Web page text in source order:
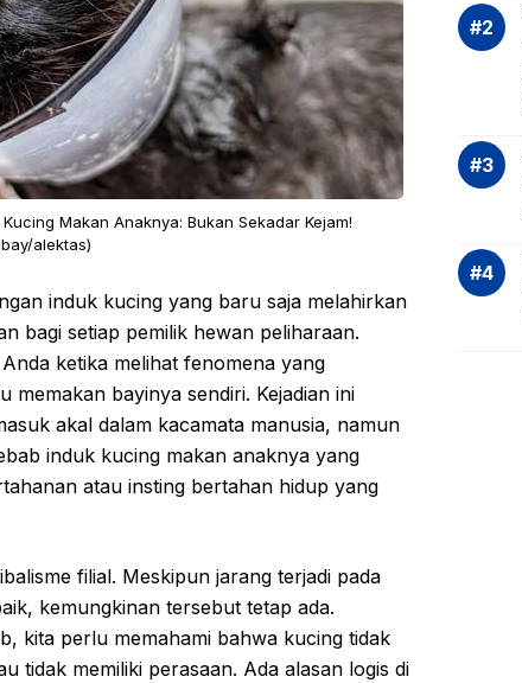
Makan Anaknya: Bukan Sekadar Kejam!
alektas)
induk kucing yang baru saja melahirkan
bagi setiap pemilik hewan peliharaan.
ketika melihat fenomena yang
memakan bayinya sendiri. Kejadian ini
akal dalam kacamata manusia, namun
induk kucing makan anaknya yang
atau insting bertahan hidup yang
filial. Meskipun jarang terjadi pada
kemungkinan tersebut tetap ada.
kita perlu memahami bahwa kucing tidak
tidak memiliki perasaan. Ada alasan logis di
asi
Reksa